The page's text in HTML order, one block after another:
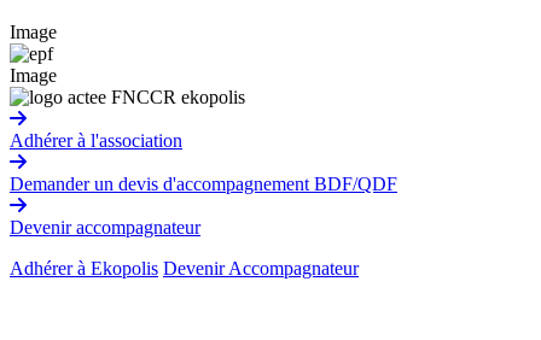
Image
Image
Adhérer à l'association
Demander un devis d'accompagnement BDF/QDF
Devenir accompagnateur
Adhérer à Ekopolis Devenir Accompagnateur